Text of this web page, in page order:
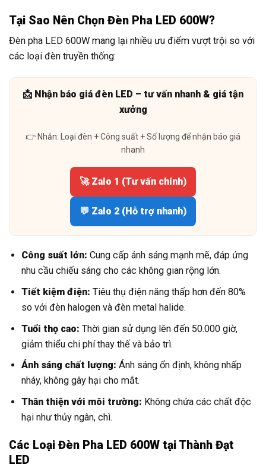
Tại Sao Nên Chọn Đèn Pha LED 600W?
Đèn pha LED 600W mang lại nhiều ưu điểm vượt trội so với
các loại đèn truyền thống:
📩 Nhận báo giá đèn LED – tư vấn nhanh & giá tận
xưởng
👉 Nhắn: Loại đèn + Công suất + Số lượng để nhận báo giá
nhanh
🚀 Zalo 1 (Tư vấn chính)
💬 Zalo 2 (Hỗ trợ nhanh)
Công suất lớn: Cung cấp ánh sáng mạnh mẽ, đáp ứng
nhu cầu chiếu sáng cho các không gian rộng lớn.
Tiết kiệm điện: Tiêu thụ điện năng thấp hơn đến 80%
so với đèn halogen và đèn metal halide.
Tuổi thọ cao: Thời gian sử dụng lên đến 50.000 giờ,
giảm thiểu chi phí thay thế và bảo trì.
Ánh sáng chất lượng: Ánh sáng ổn định, không nhấp
nháy, không gây hại cho mắt.
Thân thiện với môi trường: Không chứa các chất độc
hại như thủy ngân, chì.
Các Loại Đèn Pha LED 600W tại Thành Đạt
LED